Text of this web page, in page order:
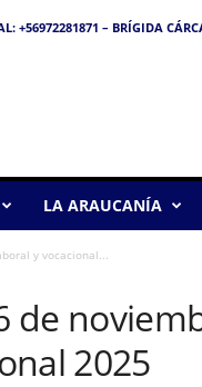
+56972281871 – BRÍGIDA
LA ARAUCANÍA
y vocacional...
de
2025